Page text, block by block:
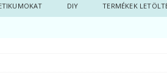
DIY TERMÉKEK